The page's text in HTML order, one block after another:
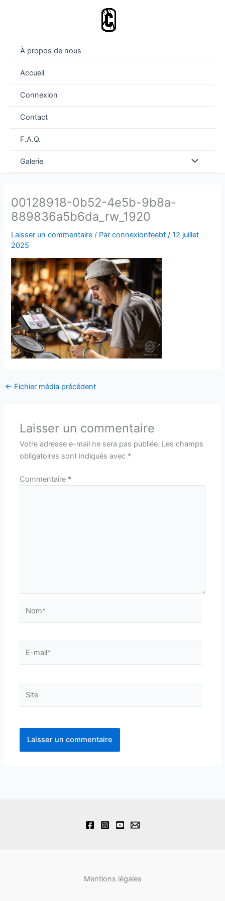
À propos de nous
Accueil
Connexion
Contact
F.A.Q.
Galerie
00128918-0b52-4e5b-9b8a-
889836a5b6da_rw_1920
Laisser un commentaire / Parconnexionfeebf/12 juillet
2025
← Fichier média précédent
Laisser un commentaire
Votre adresse e-mail ne sera pas publiée. Les champs
obligatoires sont indiqués avec *
Commentaire *
mail*
Mentions légales